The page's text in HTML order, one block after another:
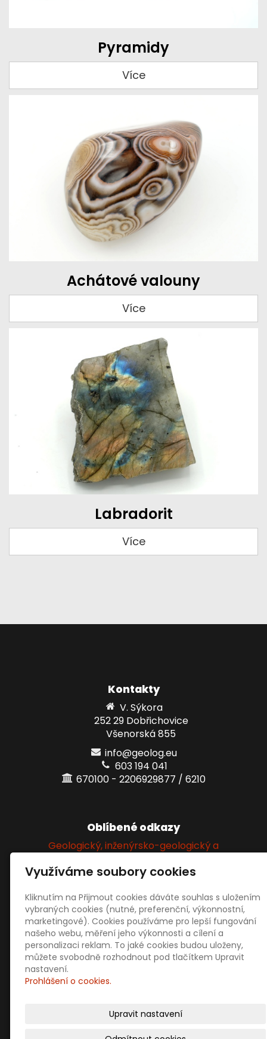
Pyramidy
Více
Achátové valouny
Více
Labradorit
Více
Kontakty
V. Sýkora
252 29 Dobřichovice
Všenorská 855
info@geolog.eu
603 194 041
670100 - 2206929877 / 6210
Oblíbené odkazy
Geologický, inženýrsko-geologický a
Sociální sítě
Prodejní informace
Obchodní podmínky
Využíváme soubory cookies
Kliknutím na Přijmout cookies dáváte souhlas s uložením
vybraných cookies (nutné, preferenční, výkonnostní,
marketingové). Cookies používáme pro lepší fungování
našeho webu, měření jeho výkonnosti a cílení a
personalizaci reklam. To jaké cookies budou uloženy,
můžete svobodně rozhodnout pod tlačítkem Upravit
nastavení.
Prohlášení o cookies.
Upravit nastavení